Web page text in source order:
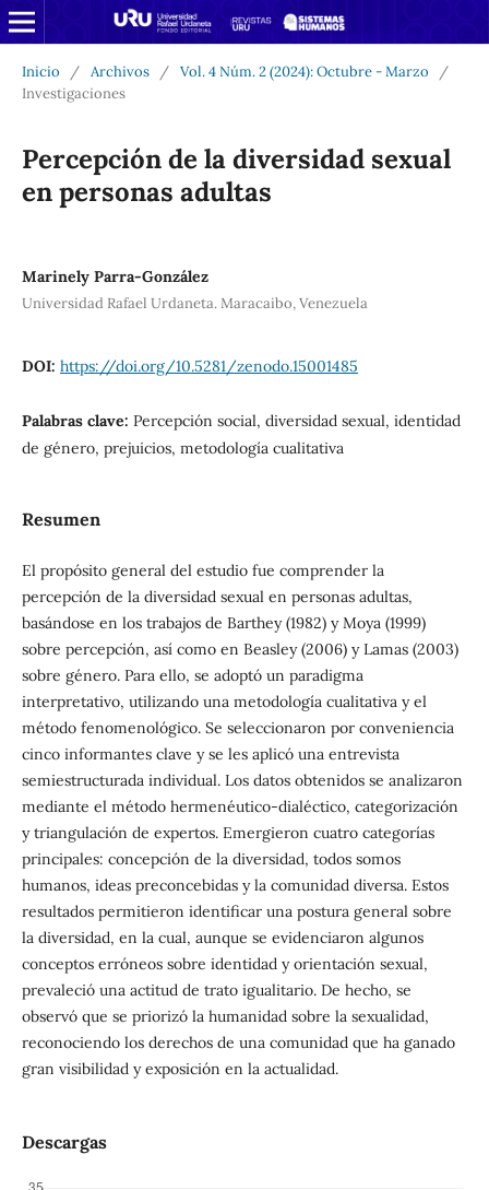
Inicio / Archivos / Vol. 4 Núm. 2 (2024): Octubre - Marzo
/
Investigaciones
Percepción de la diversidad sexual
en personas adultas
Marinely Parra-González
Universidad Rafael Urdaneta. Maracaibo, Venezuela
DOI: https://doi.org/10.5281/zenodo.15001485
Palabras clave: Percepción social, diversidad sexual, identidad
de género, prejuicios, metodología cualitativa
Resumen
El propósito general del estudio fue comprender la
percepción de la diversidad sexual en personas adultas,
basándose en los trabajos de Barthey (1982) y Moya (1999)
sobre percepción, así como en Beasley (2006) y Lamas (2003)
sobre género. Para ello, se adoptó un paradigma
interpretativo, utilizando una metodología cualitativa y el
método fenomenológico. Se seleccionaron por conveniencia
cinco informantes clave y se les aplicó una entrevista
semiestructurada individual. Los datos obtenidos se analizaron
mediante el método hermenéutico-dialéctico, categorización
y triangulación de expertos. Emergieron cuatro categorías
principales: concepción de la diversidad, todos somos
humanos, ideas preconcebidas y la comunidad diversa. Estos
resultados permitieron identificar una postura general sobre
la diversidad, en la cual, aunque se evidenciaron algunos
conceptos erróneos sobre identidad y orientación sexual,
prevaleció una actitud de trato igualitario. De hecho, se
observó que se priorizó la humanidad sobre la sexualidad,
reconociendo los derechos de una comunidad que ha ganado
gran visibilidad y exposición en la actualidad.
Descargas